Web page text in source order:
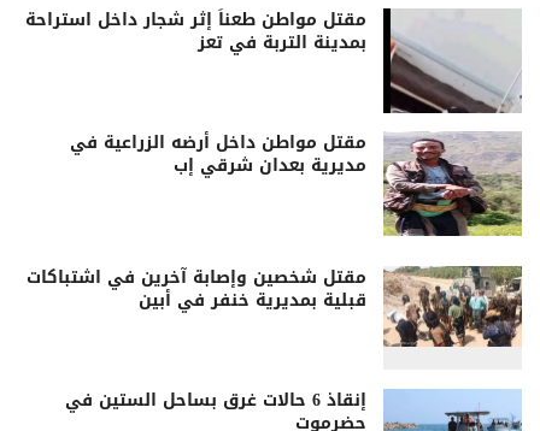
مقتل مواطن طعناً إثر شجار داخل استراحة
بمدينة التربة في تعز
مقتل مواطن داخل أرضه الزراعية في
مديرية بعدان شرقي إب
مقتل شخصين وإصابة آخرين في اشتباكات
قبلية بمديرية خنفر في أبين
إنقاذ 6 حالات غرق بساحل الستين في
حضرموت